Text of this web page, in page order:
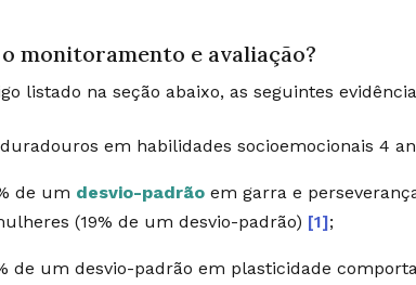
monitoramento e avaliação?
listado na seção abaixo, as seguintes
em habilidades socioemocionais 4
de um desvio-padrão em garra e
(19% de um desvio-padrão) [1];
de um desvio-padrão em plasticidade